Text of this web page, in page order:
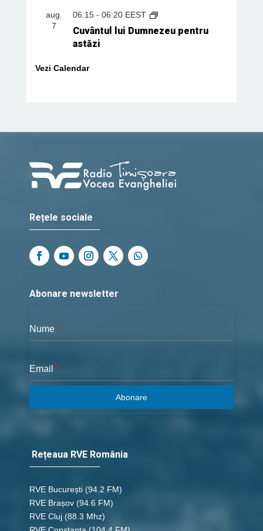
aug.
7
06:15- 06:20 EEST
Cuvântul lui Dumnezeu pentru
astăzi
Vezi Calendar
Rețele sociale
Abonare newsletter
Nume *
Email *
Abonare
Rețeaua RVE România
RVE București (94.2 FM)
RVE Brașov (94.6 FM)
RVE Cluj (88.3 Mhz)